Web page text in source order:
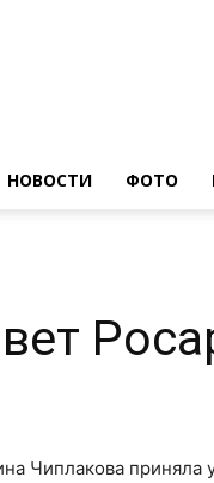
НОВОСТИ ФОТО
Чиплакова приняла